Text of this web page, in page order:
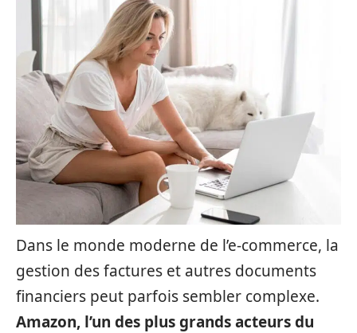
Dans le monde moderne de l’e-commerce, la
gestion des factures et autres documents
financiers peut parfois sembler complexe.
Amazon, l’un des plus grands acteurs du